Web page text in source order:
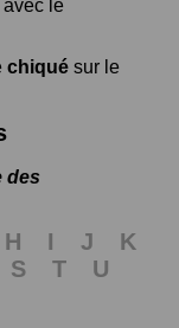
avec le
chiqué sur le
des
H I J
K
S T
U